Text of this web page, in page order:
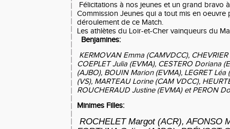
Félicitations à nos jeunes et un grand bravo
Commission Jeunes qui a tout mis en oeuvre
déroulement de ce Match.
Les athlètes du Loir-et-Cher vainqueurs du
Benjamines:
KERMOVAN Emma (CAMVDCC),
COEPLET Julia (EVMA), CESTERO Doriana
(AJBO), BOUIN Marion (EVMA), LEGRET Léa
(VS), MARTEAU Lorine (CAM VDCC),
ROUCHERAUD Justine (EVMA) et PERON
Minimes Filles:
ROCHELET Margot (ACR), AFONSO